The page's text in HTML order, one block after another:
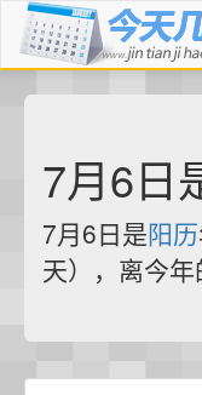
7月6日
7月6日是阳历
天），离今年